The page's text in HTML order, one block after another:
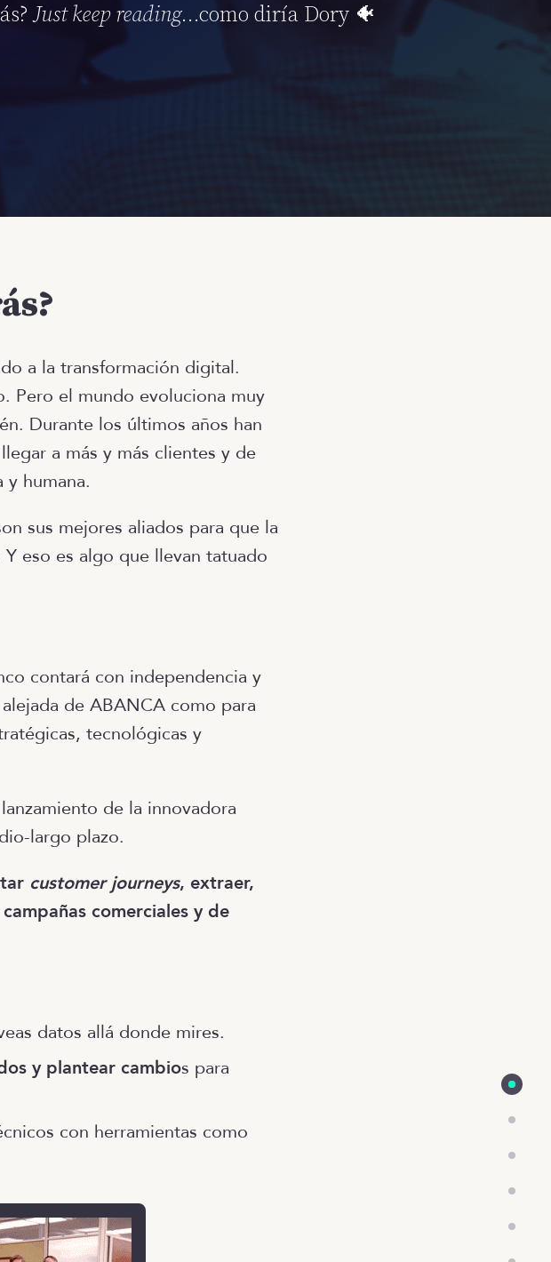
Just keep reading…como diría Dory 🐠
a la transformación digital.
Pero el mundo evoluciona muy
Durante los últimos años han
a más y más clientes y de
humana.
sus mejores aliados para que la
eso es algo que llevan tatuado
contará con independencia y
de ABANCA como para
tecnológicas y
de la innovadora
largo plazo.
customer journeys, extraer,
comerciales y de
datos allá donde mires.
y plantear cambios para
con herramientas como